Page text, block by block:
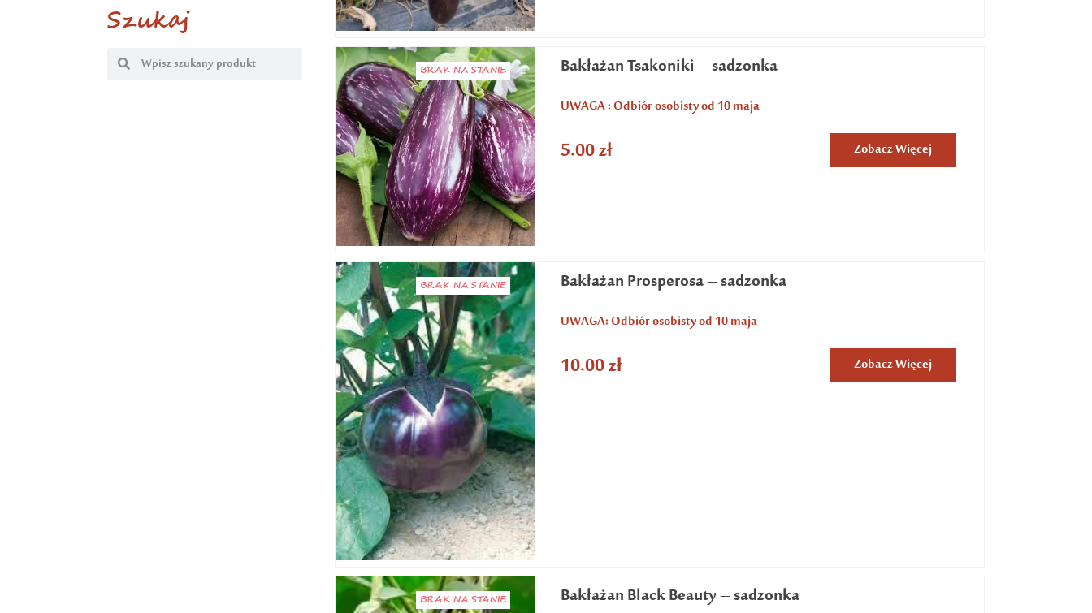
Szukaj
BRAK NA STANIE Bakłażan Tsakoniki – sadzonka
UWAGA : Odbiór osobisty od 10 maja
5.00zł Zobacz Więcej
BRAK NA STANIE Bakłażan Prosperosa – sadzonka
UWAGA: Odbiór osobisty od 10 maja
10.00zł Zobacz Więcej
BRAK NA STANIE Bakłażan Black Beauty – sadzonka